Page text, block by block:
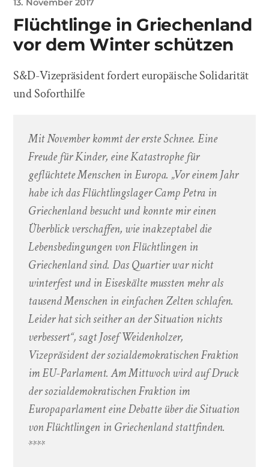
13. November 2017
Flüchtlinge in Griechenland
vor dem Winter schützen
S&D-Vizepräsident fordert europäische Solidarität
und Soforthilfe
Mit November kommt der erste Schnee. Eine
Freude für Kinder, eine Katastrophe für
geflüchtete Menschen in Europa. „Vor einem Jahr
habe ich das Flüchtlingslager Camp Petra in
Griechenland besucht und konnte mir einen
Überblick verschaffen, wie inakzeptabel die
Lebensbedingungen von Flüchtlingen in
Griechenland sind. Das Quartier war nicht
winterfest und in Eiseskälte mussten mehr als
tausend Menschen in einfachen Zelten schlafen.
Leider hat sich seither an der Situation nichts
verbessert“, sagt Josef Weidenholzer,
Vizepräsident der sozialdemokratischen Fraktion
im EU-Parlament. Am Mittwoch wird auf Druck
der sozialdemokratischen Fraktion im
Europaparlament eine Debatte über die Situation
von Flüchtlingen in Griechenland stattfinden.
****